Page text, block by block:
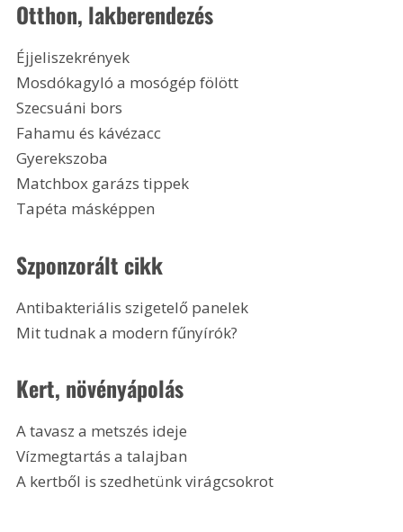
Otthon, lakberendezés
Éjjeliszekrények
Mosdókagyló a mosógép fölött
Szecsuáni bors
Fahamu és kávézacc
Gyerekszoba
Matchbox garázs tippek
Tapéta másképpen
Szponzorált cikk
Antibakteriális szigetelő panelek
Mit tudnak a modern fűnyírók?
Kert, növényápolás
A tavasz a metszés ideje
Vízmegtartás a talajban
A kertből is szedhetünk virágcsokrot